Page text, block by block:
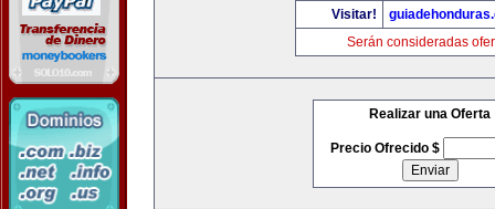
Visitar!
Serán consideradas
Realizar una Oferta
Precio Ofrecido $